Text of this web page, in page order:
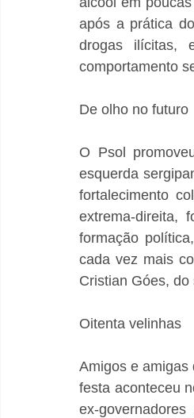
após a prática
drogas ilícitas,
comportamento
De olho no futuro
O Psol
esquerda
fortalecimento
extrema-direita,
formação
cada vez mais
Cristian Góes,
Oitenta velinhas
Amigos e amigas
festa aconteceu
ex-